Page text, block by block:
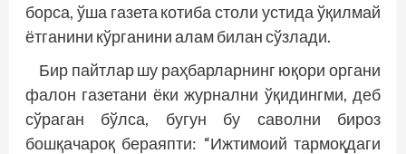
борса, ўша газета котиба столи устида ўқилмай
ётганини кўрганини алам билан сўзлади.
Бир пайтлар шу раҳбарларнинг юқори органи
фалон газетани ёки журнални ўқидингми, деб
сўраган бўлса, бугун бу саволни бироз
бошқачароқ бераяпти: “Ижтимоий тармоқдаги